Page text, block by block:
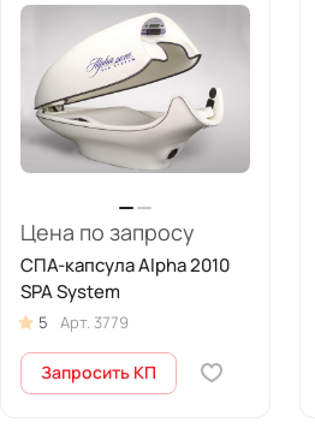
Цена по запросу
СПА-капсула Alpha 2010
SPA System
5 Арт. 3779
Запросить КП